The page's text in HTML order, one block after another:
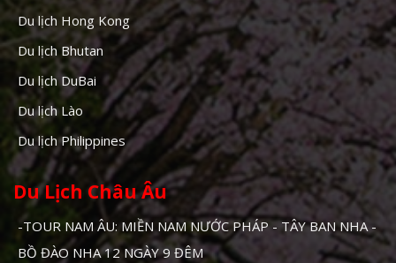
Du lịch Hong Kong
Du lịch Bhutan
Du lịch DuBai
Du lịch Lào
Du lịch Philippines
Du Lịch Châu Âu
-TOUR NAM ÂU: MIỀN NAM NƯỚC PHÁP - TÂY BAN NHA -
BỒ ĐÀO NHA 12 NGÀY 9 ĐÊM